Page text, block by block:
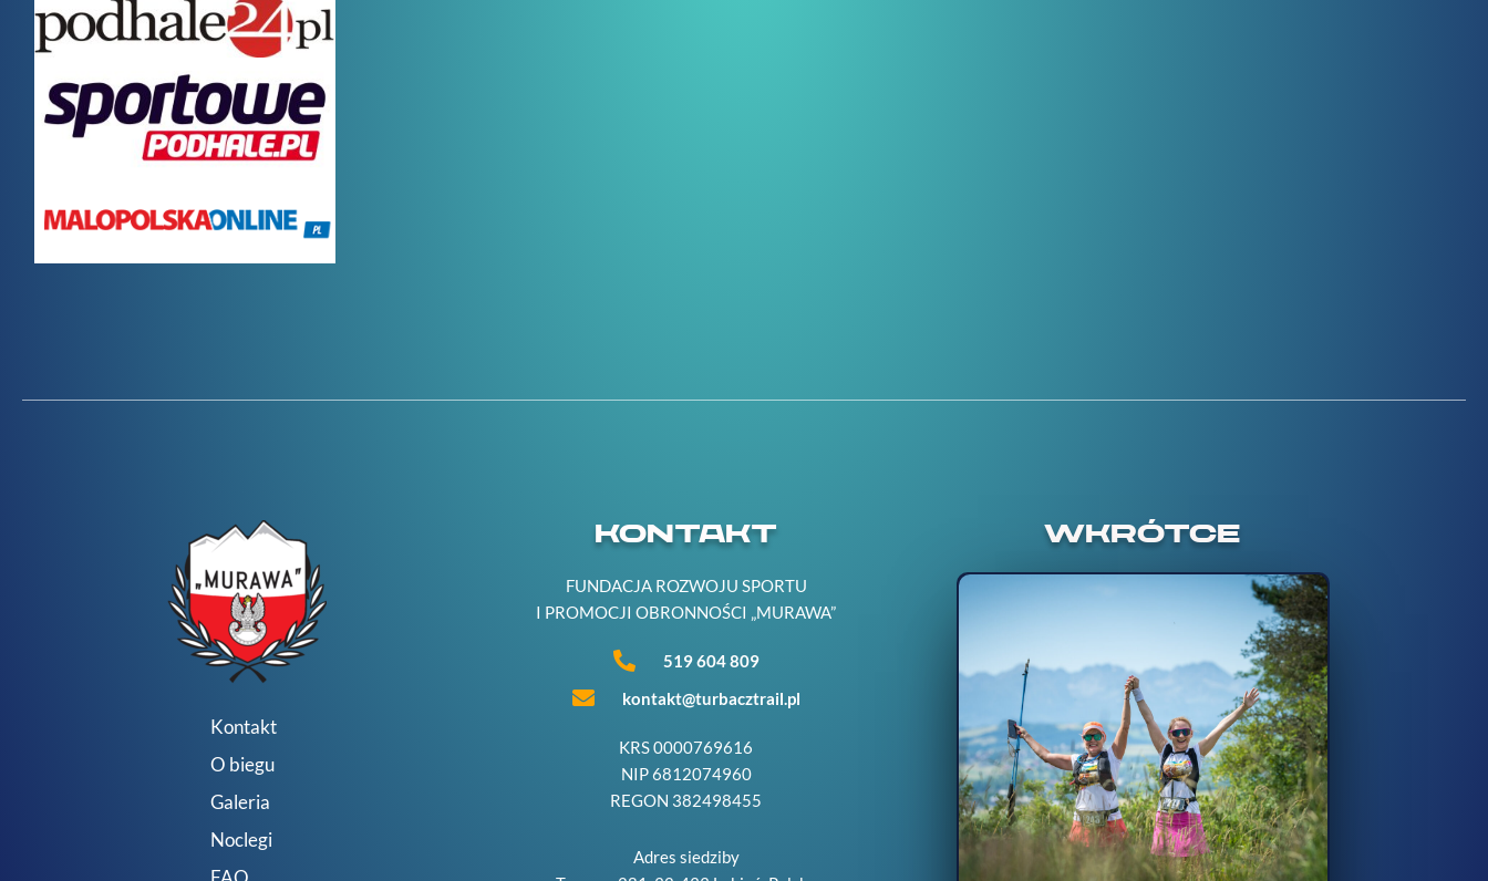
Kontakt
O biegu
Galeria
Noclegi
KONTAKT
FUNDACJA ROZWOJU SPORTU
I PROMOCJI OBRONNOŚCI „MURAWA”
519 604 809
kontakt@turbacztrail.pl
KRS 0000769616
NIP 6812074960
REGON 382498455
Adres siedziby
WKRÓTCE